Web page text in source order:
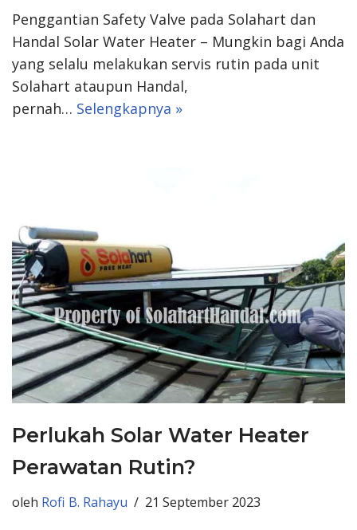
Penggantian Safety Valve pada Solahart dan
Handal Solar Water Heater – Mungkin bagi Anda
yang selalu melakukan servis rutin pada unit
Solahart ataupun Handal,
pernah… Selengkapnya »
Perlukah Solar Water Heater
Perawatan Rutin?
oleh Rofi B. Rahayu 21 September 2023